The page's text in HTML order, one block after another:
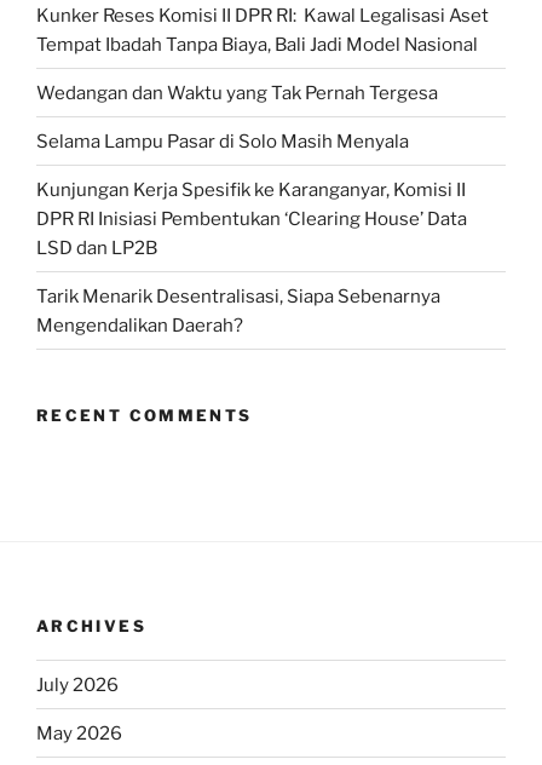
Kunker Reses Komisi II DPR RI: Kawal Legalisasi Aset
Tempat Ibadah Tanpa Biaya, Bali Jadi Model Nasional
Wedangan dan Waktu yang Tak Pernah Tergesa
Selama Lampu Pasar di Solo Masih Menyala
Kunjungan Kerja Spesifik ke Karanganyar, Komisi II
DPR RI Inisiasi Pembentukan ‘Clearing House’ Data
LSD dan LP2B
Tarik Menarik Desentralisasi, Siapa Sebenarnya
Mengendalikan Daerah?
RECENT COMMENTS
ARCHIVES
July 2026
May 2026